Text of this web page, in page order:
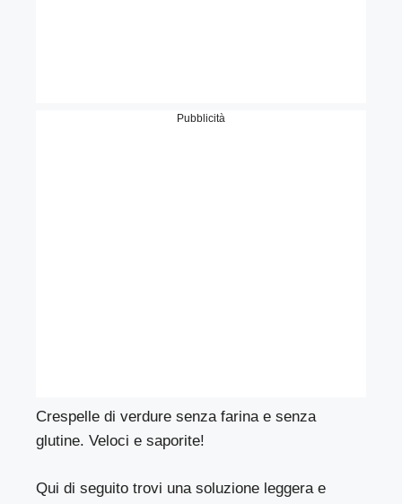
Pubblicità
Crespelle di verdure senza farina e senza
glutine. Veloci e saporite!
Qui di seguito trovi una soluzione leggera e